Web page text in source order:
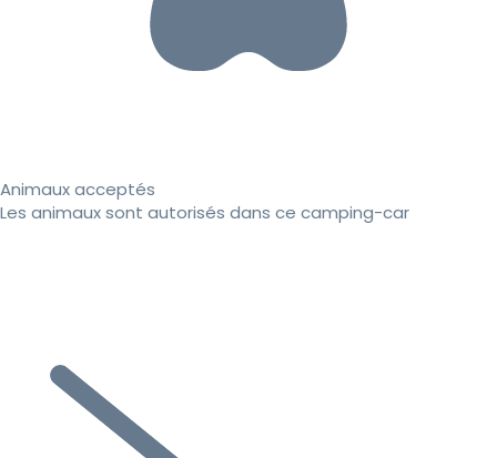
Animaux acceptés
Les animaux sont autorisés dans ce camping-car